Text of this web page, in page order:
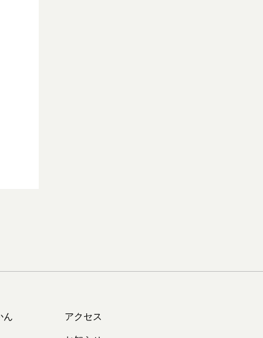
ん
アクセス